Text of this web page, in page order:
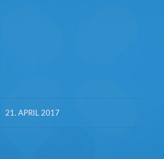
21. APRIL 2017